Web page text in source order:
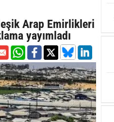
Arap Emirlikleri
yayımladı